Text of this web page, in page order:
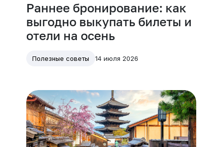
Раннее бронирование: как
выгодно выкупать билеты и
отели на осень
Полезные советы 14 июля 2026